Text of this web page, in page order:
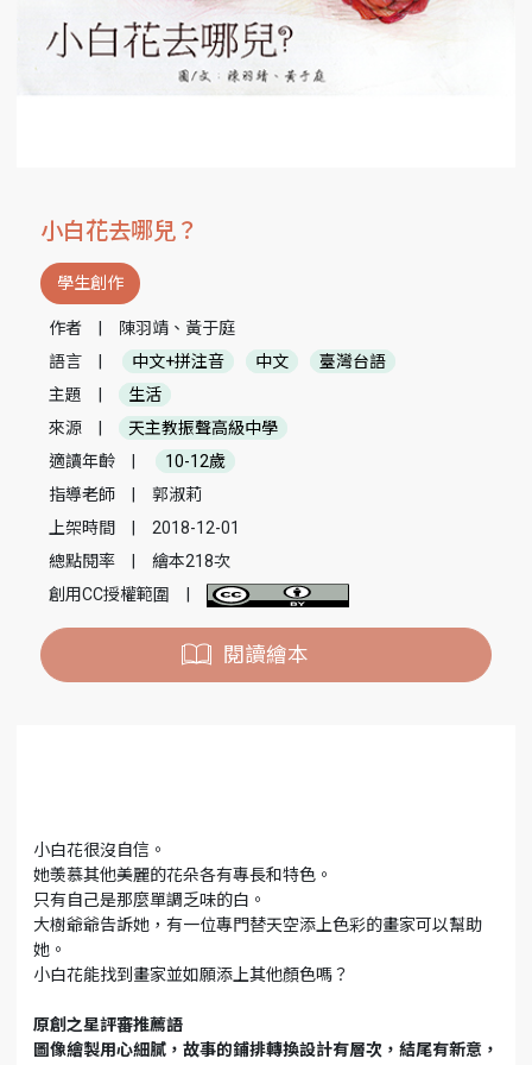
小白花去哪兒？
學生創作
作者
陳羽靖、黃于庭
語言
中文+拼注音 中文
臺灣台語
主題
生活
來源
天主教振聲高級中學
適讀年齡
10-12歲
指導老師
郭淑莉
上架時間
2018-12-01
總點閱率
繪本218次
創用CC授權範圍
閱讀繪本
小白花很沒自信。
她羡慕其他美麗的花朵各有專長和特色。
只有自己是那麼單調乏味的白。
大樹爺爺告訴她，有一位專門替天空添上色彩的畫家可以幫助
她。
小白花能找到畫家並如願添上其他顏色嗎？
原創之星評審推薦語
圖像繪製用心細膩，故事的鋪排轉換設計有層次，結尾有新意，